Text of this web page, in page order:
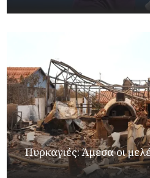
Πυρκαγιές: Άμεσα οι